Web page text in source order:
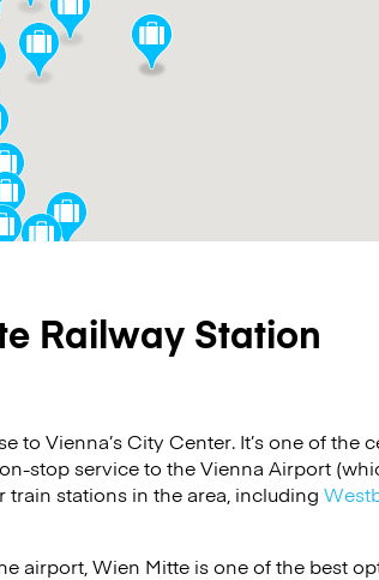
Railway Station
to Vienna’s City Center. It’s one of the
stop service to the Vienna Airport
train stations in the area, including
airport, Wien Mitte is one of the best